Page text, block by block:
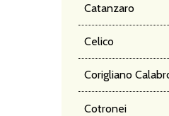
Catanzaro
Celico
Corigliano
Cotronei